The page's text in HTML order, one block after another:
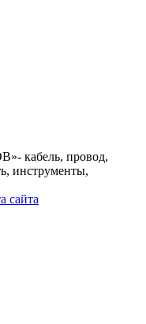
кабель, провод,
инструменты,
сайта